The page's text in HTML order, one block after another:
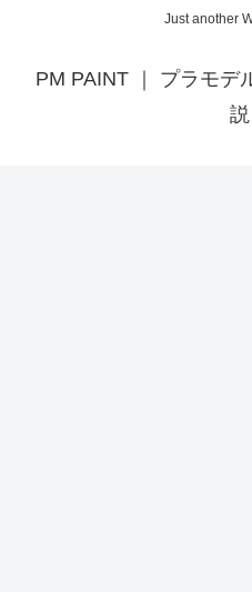
Just another
PM PAINT ｜ プラモデ
説